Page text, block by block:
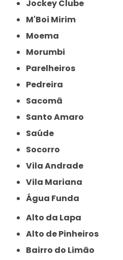
Jockey Clube
M'Boi Mirim
Moema
Morumbi
Parelheiros
Pedreira
Sacomã
Santo Amaro
Saúde
Socorro
Vila Andrade
Vila Mariana
Água Funda
Alto da Lapa
Alto de Pinheiros
Bairro do Limão